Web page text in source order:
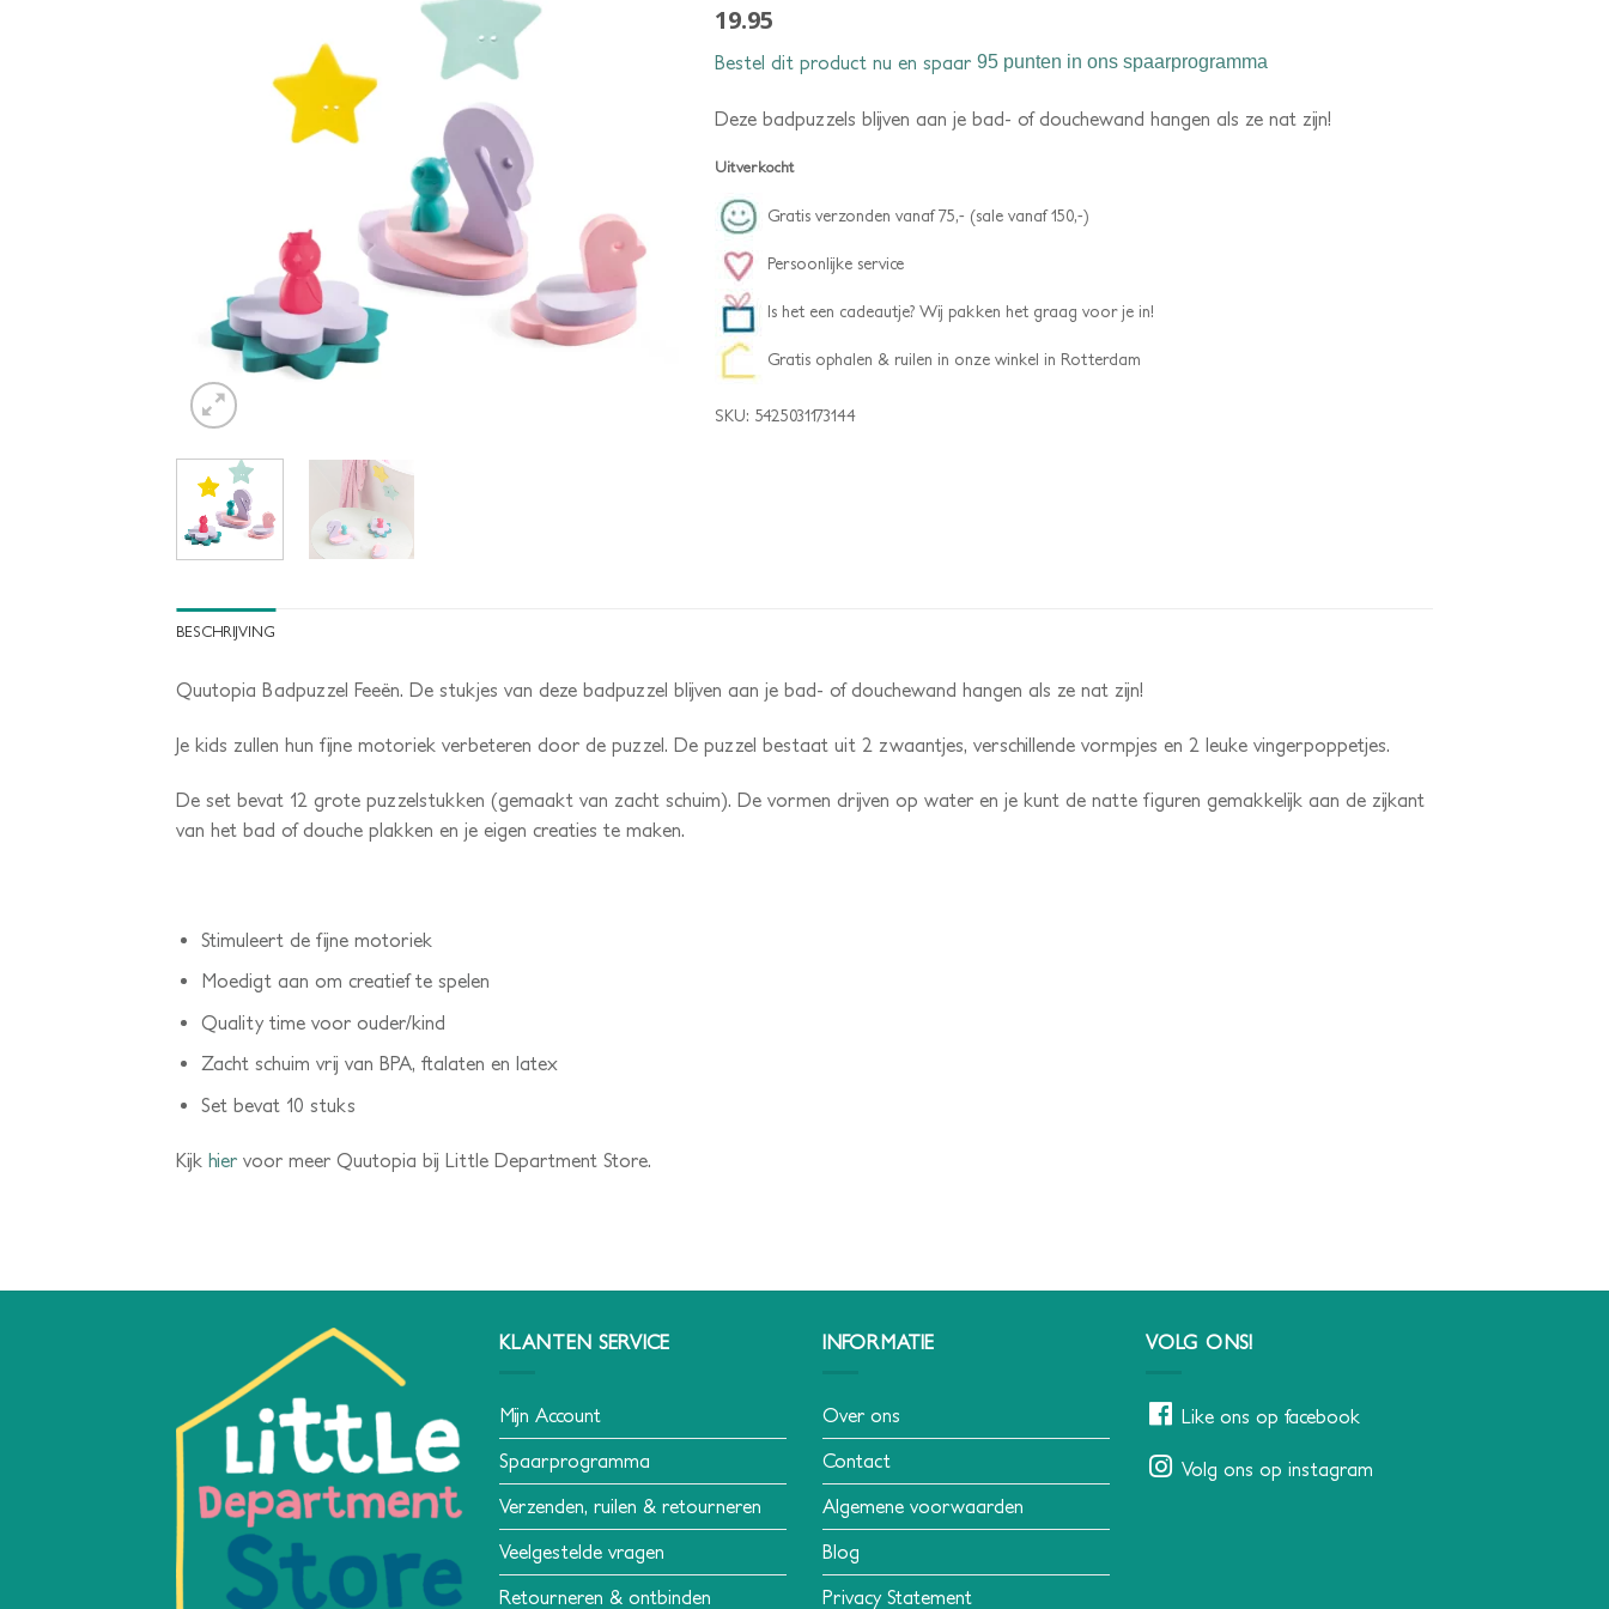
19.95
Bestel dit product nu en spaar 95 punten in ons spaarprogramma
Deze badpuzzels blijven aan je bad- of douchewand hangen als ze nat zijn!
Uitverkocht
Gratis verzonden vanaf 75,- (sale vanaf 150,-)
Persoonlijke service
Is het een cadeautje? Wij pakken het graag voor je in!
Gratis ophalen & ruilen in onze winkel in Rotterdam
SKU: 5425031173144
BESCHRIJVING
Quutopia Badpuzzel Feeën. De stukjes van deze badpuzzel blijven aan je bad- of douchewand hangen als ze nat zijn!
Je kids zullen hun fijne motoriek verbeteren door de puzzel. De puzzel bestaat uit 2 zwaantjes, verschillende vormpjes en 2 leuke vingerpoppetjes.
De set bevat 12 grote puzzelstukken (gemaakt van zacht schuim). De vormen drijven op water en je kunt de natte figuren gemakkelijk aan de zijkant
van het bad of douche plakken en je eigen creaties te maken.
Stimuleert de fijne motoriek
Moedigt aan om creatief te spelen
Quality time voor ouder/kind
Zacht schuim vrij van BPA, ftalaten en latex
Set bevat 10 stuks
Kijk hier voor meer Quutopia bij Little Department Store.
KLANTEN SERVICE
Mijn Account
Spaarprogramma
Verzenden, ruilen & retourneren
Veelgestelde vragen
Retourneren & ontbinden
INFORMATIE
Over ons
Contact
Algemene voorwaarden
Blog
Privacy Statement
VOLG ONS!
Like ons op facebook
Volg ons op instagram